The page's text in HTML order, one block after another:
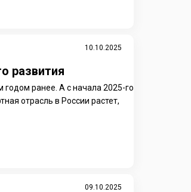
10.10.2025
развития
годом ранее. А с начала 2025-го
отрасль в России растет,
09.10.2025